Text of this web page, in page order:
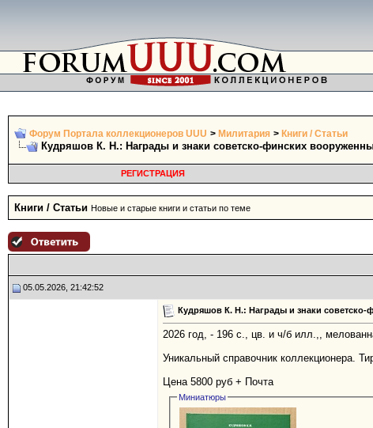
Форум Портала коллекционеров UUU > Милитария > Книги / Статьи
Кудряшов К. Н.: Награды и знаки советско-финских
РЕГИСТРАЦИЯ
Книги / Статьи Новые и старые книги и статьи по теме
05.05.2026, 21:42:52
Кудряшов К. Н.: Награды и знаки
2026 год, - 196 с., цв. и ч/б илл.,,
Уникальный справочник коллекционера.
Цена 5800 руб + Почта
Миниатюры